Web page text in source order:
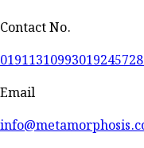
Contact No.
01911310993
Email